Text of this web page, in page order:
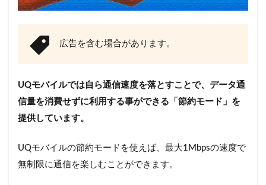
広告を含む場合があります。
UQモバイルでは自ら通信速度を落とすことで、データ通
信量を消費せずに利用する事ができる「節約モード」を
提供しています。
UQモバイルの節約モードを使えば、最大1Mbpsの速度で
無制限に通信を楽しむことができます。